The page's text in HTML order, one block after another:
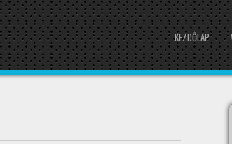
KEZDŐLAP